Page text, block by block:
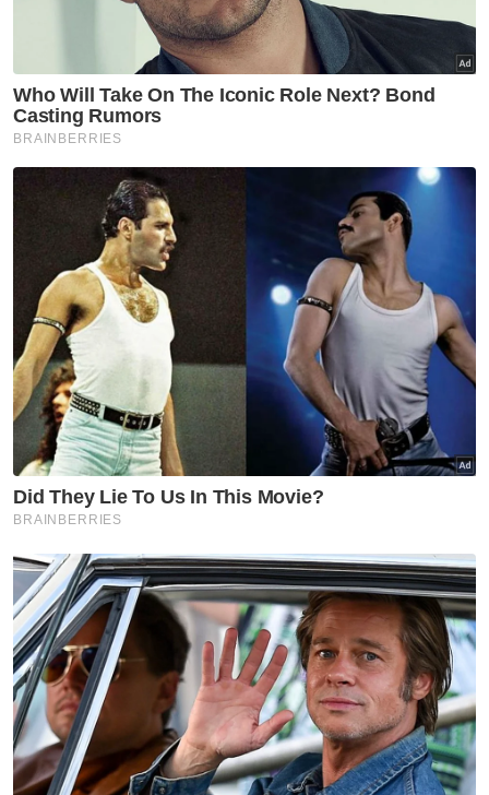
bergelar pembangkang, PH sering
menyatakan tindakan itu adalah satu
kesalahan di bawah undang-undang
Suruhanjaya Pilihan Raya (SPR), namun kini
pemimpin mereka pula yang berbuat
demikian apabila menjadi kerajaan.
"Sebelum PRU14, DAP dan Gabungan Pilihan
Raya Adil dan Bersih (Bersih) sering menuduh
kerajaan BN dahulu menyalahgunakan
kenderaan rasmi kerajaan untuk urusan
pilihan raya. Mereka kata ini adalah satu
kesalahan di bawah undang-undang SPR.
Berita Telus & Tulus menerusi E-Mel setiap
hari!